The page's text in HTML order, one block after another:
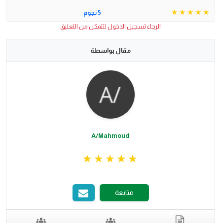
5 نجوم
الرجاء تسجيل الدخول لتتمكن من التعليق
مقال بواسطة
A/Mahmoud
متابعة